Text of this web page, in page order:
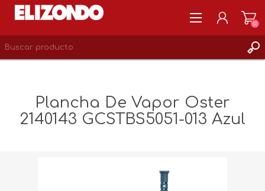
LISTA DE DESEOS 0
(0)
Plancha De Vapor Oster
2140143 GCSTBS5051-013 Azul